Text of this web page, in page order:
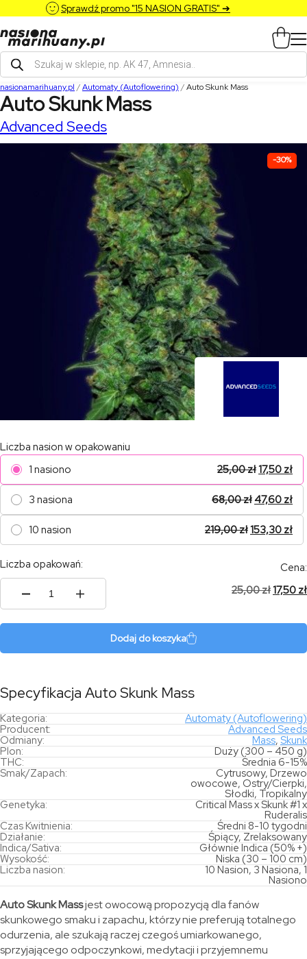
Sprawdź promo "15 NASION GRATIS" ➔
Wyszukiwarka
produktów
nasionamarihuany.pl /Automaty (Autoflowering) /Auto Skunk Mass
Auto Skunk Mass
Advanced Seeds
-30%
Liczba nasion w opakowaniu
1 nasiono
25,00zł17,50 zł
3 nasiona 68,00zł47,60 zł
10 nasion 219,00zł153,30 zł
Liczba opakowań:
ilość
Cena:
25,00zł17,50 zł
Dodaj do koszyka
Specyfikacja Auto Skunk Mass
Kategoria:
Automaty (Autoflowering)
Producent:
Advanced Seeds
Odmiany:
Mass, Skunk
Plon:
Duży (300 – 450 g)
THC:
Średnia 6-15%
Smak/Zapach:
Cytrusowy, Drzewo
owocowe, Ostry/Cierpki,
Słodki, Tropikalny
Genetyka:
Critical Mass x Skunk #1 x
Ruderalis
Czas Kwitnienia:
Średni 8-10 tygodni
Działanie:
Śpiący, Zrelaksowany
Indica/Sativa:
Głównie Indica (50% +)
Wysokość:
Niska (30 – 100 cm)
Liczba nasion:
10 Nasion, 3 Nasiona, 1
Nasiono
Auto Skunk Massjest owocową propozycją dla fanów
skunkowego smaku i zapachu, którzy nie preferują totalnego
odurzenia, ale szukają raczej czegoś umiarkowanego,
sprzyjającego odpoczynkowi, medytacji i przyjemnemu